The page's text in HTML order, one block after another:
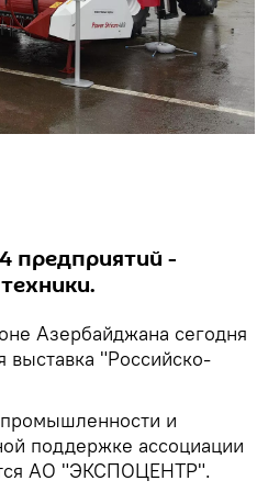
предприятий -
Азербайджана сегодня
выставка "Российско-
и
поддержке ассоциации
АО "ЭКСПОЦЕНТР".